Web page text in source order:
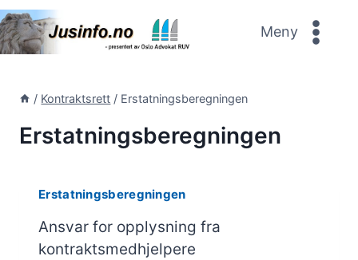
Skip
to
content
Meny
/ Kontraktsrett / Erstatningsberegningen
Erstatningsberegningen
Erstatningsberegningen
Ansvar for opplysning fra
kontraktsmedhjelpere